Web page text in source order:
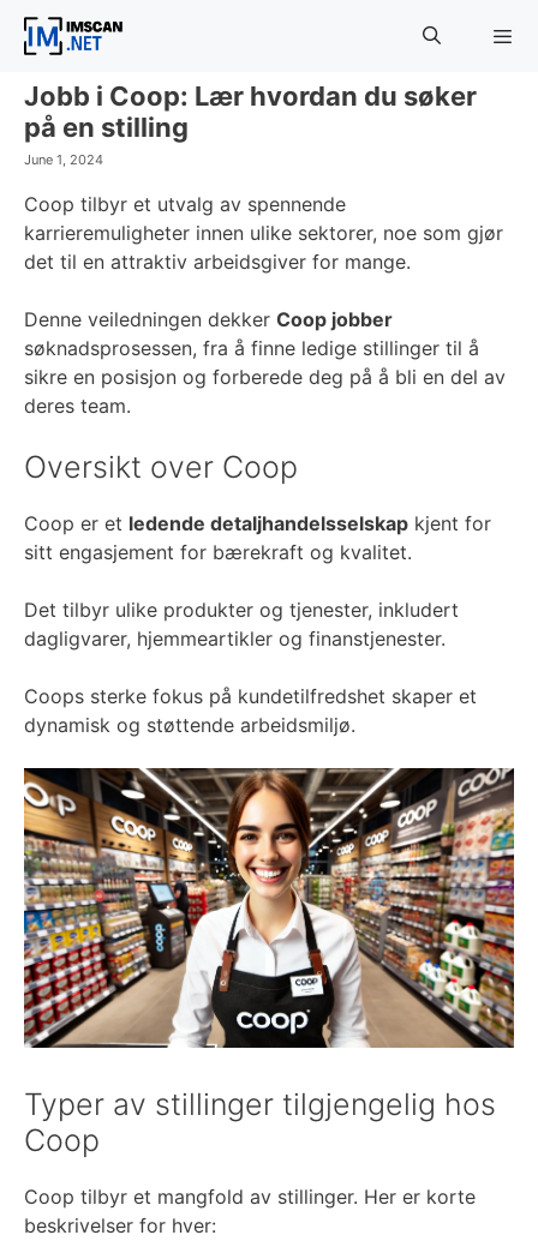
Skip
Jobb i Coop: Lær hvordan du søker
på en stilling
June 1, 2024
Coop tilbyr et utvalg av spennende
karrieremuligheter innen ulike sektorer, noe som gjør
det til en attraktiv arbeidsgiver for mange.
Denne veiledningen dekker Coop jobber
søknadsprosessen, fra å finne ledige stillinger til å
sikre en posisjon og forberede deg på å bli en del av
deres team.
Oversikt over Coop
Coop er et ledende detaljhandelsselskap kjent for
sitt engasjement for bærekraft og kvalitet.
Det tilbyr ulike produkter og tjenester, inkludert
dagligvarer, hjemmeartikler og finanstjenester.
Coops sterke fokus på kundetilfredshet skaper et
dynamisk og støttende arbeidsmiljø.
Typer av stillinger tilgjengelig hos
Coop
Coop tilbyr et mangfold av stillinger. Her er korte
beskrivelser for hver: